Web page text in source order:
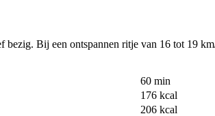
Bij een ontspannen ritje van 16 tot 19
60 min
176 kcal
206 kcal